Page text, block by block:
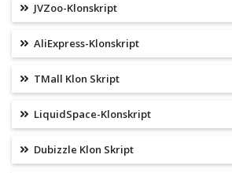
JVZoo-Klonskript
AliExpress-Klonskript
TMall Klon Skript
LiquidSpace-Klonskript
Dubizzle Klon Skript